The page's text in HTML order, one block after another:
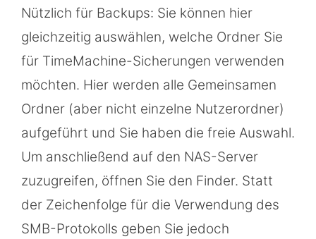
Nützlich für Backups: Sie können hier
gleichzeitig auswählen, welche Ordner Sie
für TimeMachine-Sicherungen verwenden
möchten. Hier werden alle Gemeinsamen
Ordner (aber nicht einzelne Nutzerordner)
aufgeführt und Sie haben die freie Auswahl.
Um anschließend auf den NAS-Server
zuzugreifen, öffnen Sie den Finder. Statt
der Zeichenfolge für die Verwendung des
SMB-Protokolls geben Sie jedoch